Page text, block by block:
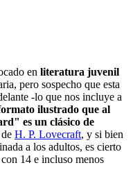
en literatura juvenil
pero sospecho que esta
-lo que nos incluye a
ilustrado que al
es un clásico de
H. P. Lovecraft, y si bien
a los adultos, es cierto
14 e incluso menos